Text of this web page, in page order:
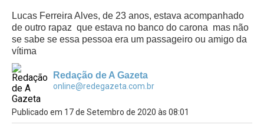
Lucas Ferreira Alves, de 23 anos, estava acompanhado
de outro rapaz  que estava no banco do carona  mas não
se sabe se essa pessoa era um passageiro ou amigo da
vítima
Redação de A Gazeta
online@redegazeta.com.br
Publicado em 17 de Setembro de 2020 às 08:01